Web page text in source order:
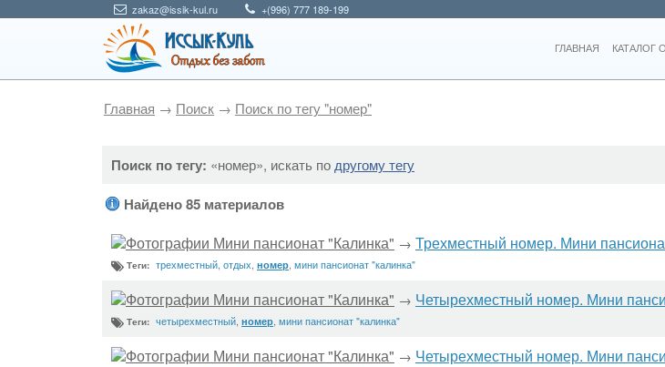
zakaz@issik-kul.ru +(996) 777 189-199
ГЛАВНАЯ КАТАЛОГ
Главная → Поиск → Поиск по тегу "номер"
Поиск по тегу: «номер», искать по другому тегу
Найдено 85 материалов
Фотографии Мини пансионат "Калинка" → Трехместный номер. Мини
Теги: трехместный отдых номер мини пансионат "калинка"
Фотографии Мини пансионат "Калинка" → Четырехместный номер. Мини
Теги: четырехместный номер мини пансионат "калинка"
Фотографии Мини пансионат "Калинка" → Четырехместный номер. Мини